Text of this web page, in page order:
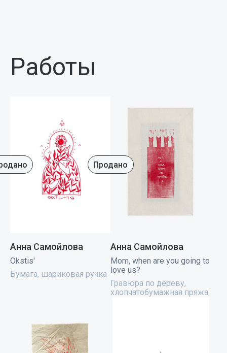
Работы
Анна Самойлова
Okstis'
Бумага, шариковая ручка
Продано
Анна Самойлова
Mom, when are you going to
love us?
Гравюра по дереву,
хлопчатобумажная пряжа